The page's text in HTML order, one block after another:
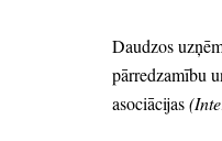
Daudzos
pārredzamību
asociācijas